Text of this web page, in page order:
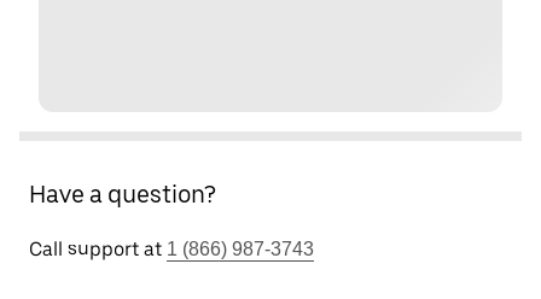
Have a question?
Call support at 1 (866) 987-3743